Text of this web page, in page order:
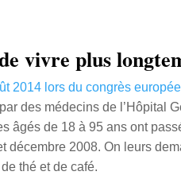
vivre plus
2014 lors du congrès
des médecins de l’Hôpital
âgés de 18 à 95 ans ont
décembre 2008. On leurs
thé et de café.